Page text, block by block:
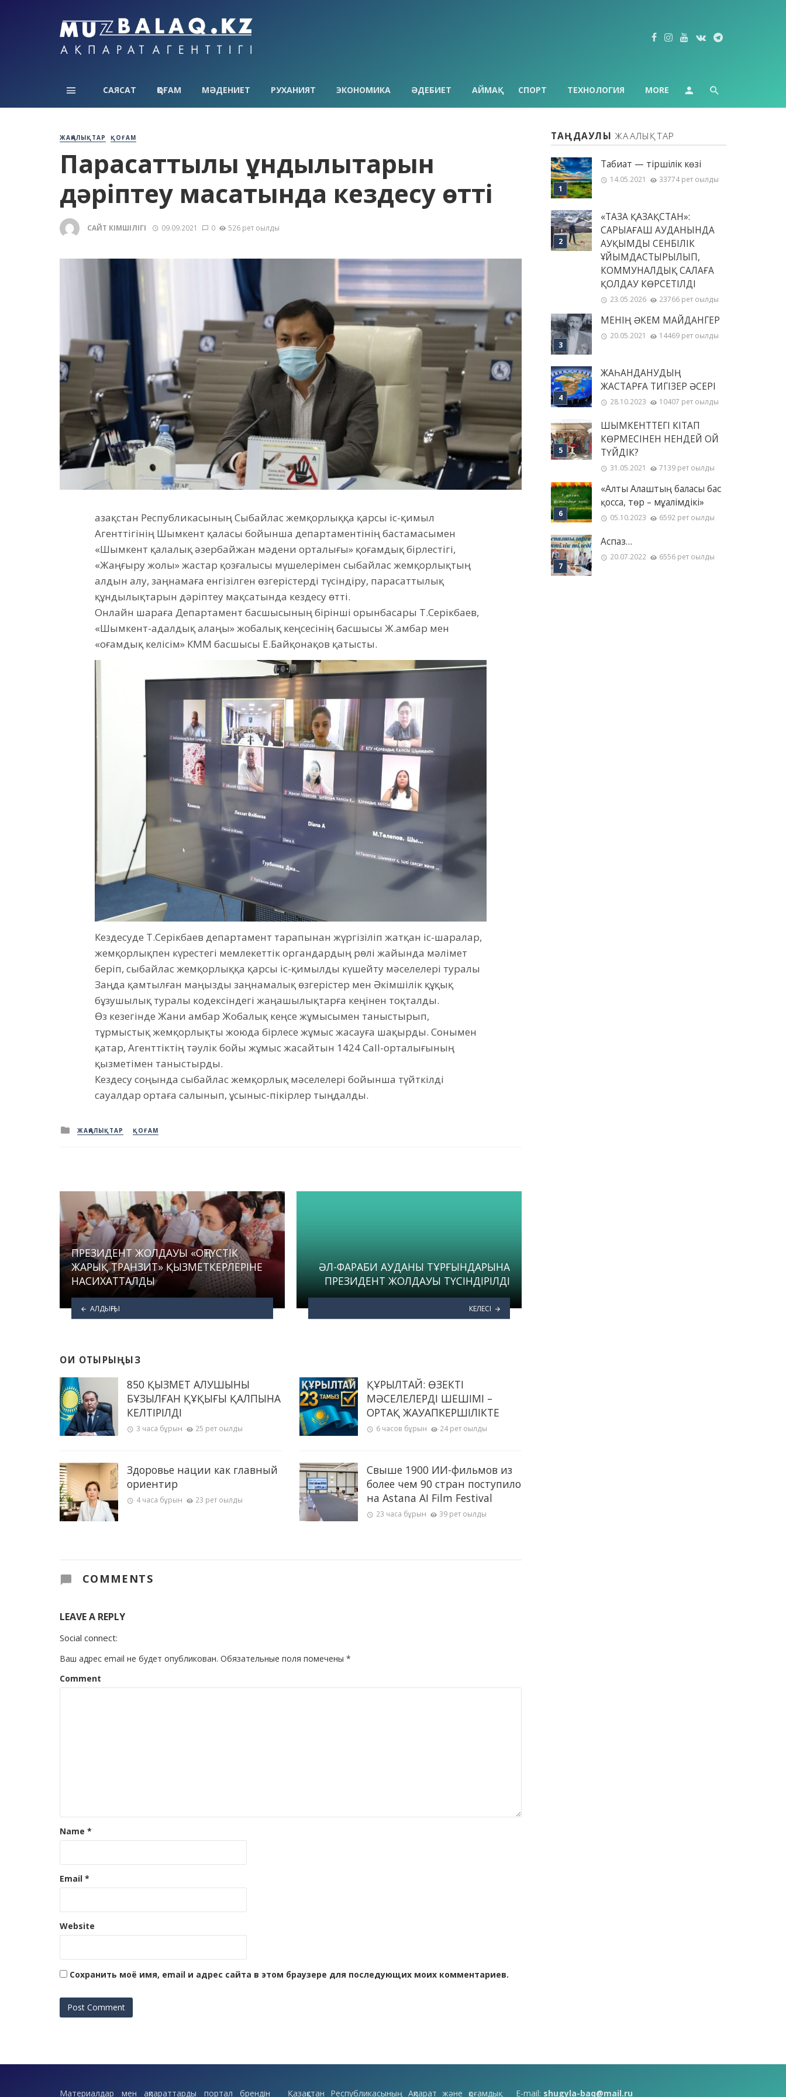
САЯСАТ ҚОҒАМ МӘДЕНИЕТ РУХАНИЯТ ЭКОНОМИКА ӘДЕБИЕТ АЙМАҚ СПОРТ ТЕХНОЛОГИЯ MORE
ЖАҢАЛЫҚТАР ҚОҒАМ
Парасаттылық құндылықтарын
дәріптеу мақсатында кездесу өтті
САЙТ ӘКІМШІЛІГІ 09.09.2021 0 526 рет оқылды
Қазақстан Республикасының Сыбайлас жемқорлыққа қарсы іс-қимыл
Агенттігінің Шымкент қаласы бойынша департаментінің бастамасымен
«Шымкент қалалық әзербайжан мәдени орталығы» қоғамдық бірлестігі,
«Жаңғыру жолы» жастар қозғалысы мүшелерімен сыбайлас жемқорлықтың
алдын алу, заңнамаға енгізілген өзгерістерді түсіндіру, парасаттылық
құндылықтарын дәріптеу мақсатында кездесу өтті.
Онлайн шараға Департамент басшысының бірінші орынбасары Т.Серікбаев,
«Шымкент-адалдық алаңы» жобалық кеңсесінің басшысы Ж.Қамбар мен
«Қоғамдық келісім» КММ басшысы Е.Байқонақов қатысты.
Кездесуде Т.Серікбаев департамент тарапынан жүргізіліп жатқан іс-шаралар,
жемқорлықпен күрестегі мемлекеттік органдардың рөлі жайында мәлімет
беріп, сыбайлас жемқорлыққа қарсы іс-қимылды күшейту мәселелері туралы
Заңда қамтылған маңызды заңнамалық өзгерістер мен Әкімшілік құқық
бұзушылық туралы кодексіндегі жаңашылықтарға кеңінен тоқталды.
Өз кезегінде Жани Қамбар Жобалық кеңсе жұмысымен таныстырып,
тұрмыстық жемқорлықты жоюда бірлесе жұмыс жасауға шақырды. Сонымен
қатар, Агенттіктің тәулік бойы жұмыс жасайтын 1424 Call-орталығының
қызметімен таныстырды.
Кездесу соңында сыбайлас жемқорлық мәселелері бойынша түйткілді
сауалдар ортаға салынып, ұсыныс-пікірлер тыңдалды.
Posted
in
ЖАҢАЛЫҚТАР ҚОҒАМ
ПРЕЗИДЕНТ ЖОЛДАУЫ «ОҢТҮСТІК
ЖАРЫҚ ТРАНЗИТ» ҚЫЗМЕТКЕРЛЕРІНЕ
НАСИХАТТАЛДЫ
АЛДЫҢҒЫ
ӘЛ-ФАРАБИ АУДАНЫ ТҰРҒЫНДАРЫНА
ПРЕЗИДЕНТ ЖОЛДАУЫ ТҮСІНДІРІЛДІ
КЕЛЕСІ
ОҚИ ОТЫРЫҢЫЗ
850 ҚЫЗМЕТ АЛУШЫНЫҢ
БҰЗЫЛҒАН ҚҰҚЫҒЫ ҚАЛПЫНА
КЕЛТІРІЛДІ
3 часа бұрын 25 рет оқылды
Здоровье нации как главный
ориентир
4 часа бұрын 23 рет оқылды
ҚҰРЫЛТАЙ: ӨЗЕКТІ
МӘСЕЛЕЛЕРДІҢ ШЕШІМІ –
ОРТАҚ ЖАУАПКЕРШІЛІКТЕ
6 часов бұрын 24 рет оқылды
Свыше 1900 ИИ-фильмов из
более чем 90 стран поступило
на Astana AI Film Festival
23 часа бұрын 39 рет оқылды
COMMENTS
LEAVE A REPLY
Social connect:
Ваш адрес email не будет опубликован. Обязательные поля помечены *
Comment
Name *
Email *
Website
Сохранить моё имя, email и адрес сайта в этом браузере для последующих моих комментариев.
ТАҢДАУЛЫ ЖАҢАЛЫҚТАР
Табиғат — тіршілік көзі
14.05.2021 33774 рет оқылды
«ТАЗА ҚАЗАҚСТАН»:
САРЫАҒАШ АУДАНЫНДА
АУҚЫМДЫ СЕНБІЛІК
ҰЙЫМДАСТЫРЫЛЫП,
КОММУНАЛДЫҚ САЛАҒА
ҚОЛДАУ КӨРСЕТІЛДІ
23.05.2026 23766 рет оқылды
МЕНІҢ ƏКЕМ МАЙДАНГЕР
20.05.2021 14469 рет оқылды
ЖАҺАНДАНУДЫҢ
ЖАСТАРҒА ТИГІЗЕР ӘСЕРІ
28.10.2023 10407 рет оқылды
ШЫМКЕНТТЕГІ КІТАП
КӨРМЕСІНЕН НЕНДЕЙ ОЙ
ТҮЙДІК?
31.05.2021 7139 рет оқылды
«Алты Алаштың баласы бас
қосса, төр – мұғалімдікі»
05.10.2023 6592 рет оқылды
Аспаз…
20.07.2022 6556 рет оқылды
Материалдар мен ақпараттарды портал брендін Қазақстан Республикасының Ақпарат және қоғамдық E-mail: shugyla-baq@mail.ru